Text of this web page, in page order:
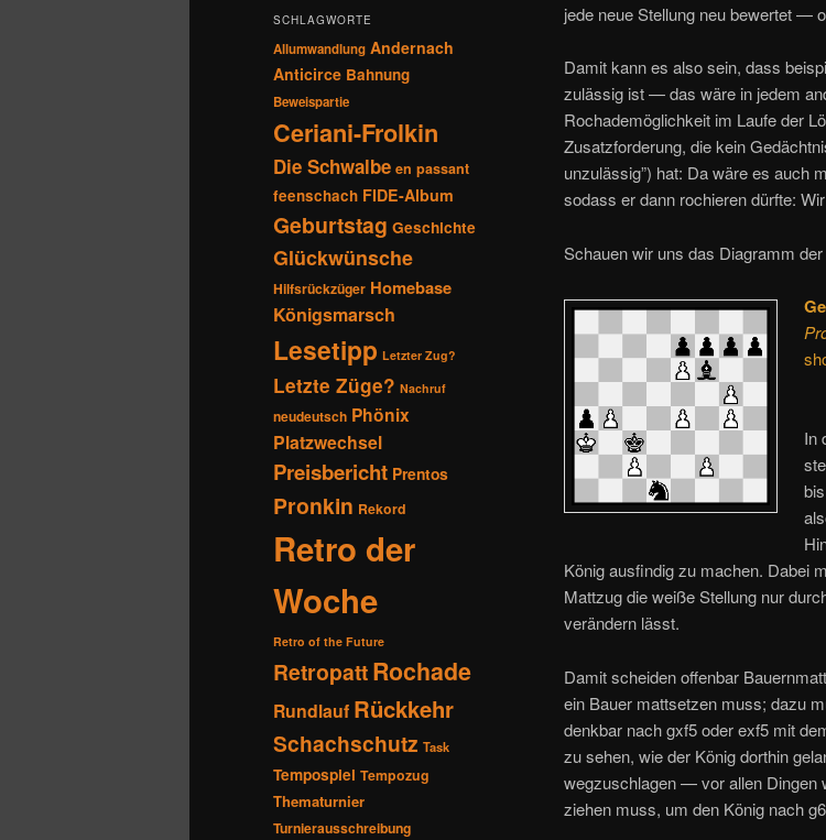
jede neue Stellung neu bewertet —
Damit kann es also sein, dass
zulässig ist — das wäre in jedem
Rochademöglichkeit im Laufe der
Zusatzforderung, die kein
unzulässig”) hat: Da wäre es auch
sodass er dann rochieren dürfte:
Schauen wir uns das Diagramm
In
König ausfindig zu machen. Dabei
Mattzug die weiße Stellung nur
verändern lässt.
Damit scheiden offenbar
ein Bauer mattsetzen muss; dazu
denkbar nach gxf5 oder exf5 mit
zu sehen, wie der König dorthin
wegzuschlagen — vor allen Dingen
ziehen muss, um den König nach
SCHLAGWORTE
Allumwandlung Andernach
Anticirce Bahnung
Beweispartie
Ceriani-Frolkin
Die Schwalbe en passant
feenschach FIDE-Album
Geburtstag Geschichte
Glückwünsche
Hilfsrückzüger Homebase
Königsmarsch
Lesetipp Letzter Zug?
Letzte Züge? Nachruf
neudeutsch Phönix
Platzwechsel
Preisbericht Prentos
Pronkin Rekord
Retro der
Woche
Retro of the Future
RetropattRochade
Rundlauf Rückkehr
Schachschutz Task
Tempospiel Tempozug
Thematurnier
Turnierausschreibung